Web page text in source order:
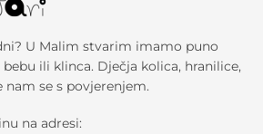
U Malim stvarim imamo puno
bebu ili klinca. Dječja kolica, hranilice,
se s povjerenjem.
na adresi: